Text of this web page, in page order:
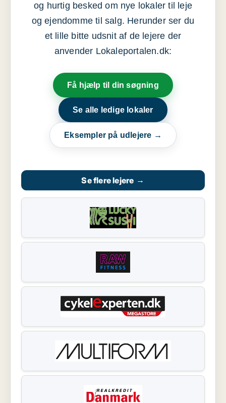
og hurtig besked om nye lokaler til leje
og ejendomme til salg. Herunder ser du
et lille bitte udsnit af de lejere der
anvender Lokaleportalen.dk:
Få hjælp til din søgning
Se alle ledige lokaler
Eksempler på udlejere →
Se flere lejere →